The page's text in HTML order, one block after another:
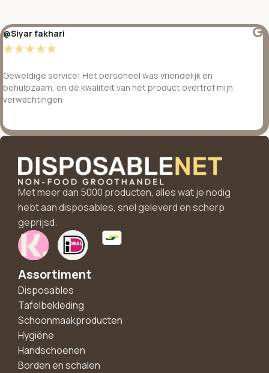
@Siyar fakhari
☆☆☆☆☆
Geweldige service! Het personeel was vriendelijk en
behulpzaam, en de kwaliteit van het product overtrof mijn
verwachtingen
Met meer dan 5000 producten, alles wat je nodig
hebt aan disposables, snel geleverd en scherp
geprijsd.
Assortiment
Disposables
Tafelbekleding
Schoonmaakproducten
Hygiëne
Handschoenen
Borden en schalen